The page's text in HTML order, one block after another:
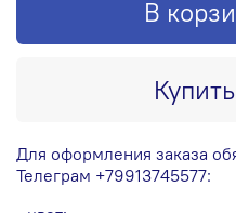
В
Для оформления заказа
Телеграм +79913745577: